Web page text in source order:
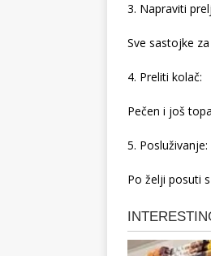
3. Napraviti
Sve sastojke
4. Preliti kolač:
Pečen i još
5. Posluživanje:
Po želji posuti